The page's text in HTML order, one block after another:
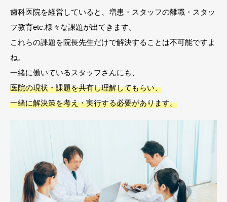
歯科医院を経営していると、増患・スタッフの離職・スタッ
フ教育etc.様々な課題が出てきます。
これらの課題を院長先生だけで解決することは不可能ですよ
ね。
一緒に働いているスタッフさんにも、
医院の現状・課題を共有し理解してもらい、
一緒に解決策を考え・実行する必要があります。